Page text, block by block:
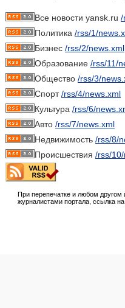
Все новости yansk.ru /
Политика /rss/1/
Бизнес /rss/2/news.xml
Образование /rss/11/
Общество /rss/3/
Спорт/rss/4/news.xml
Культура /rss/6/
Авто /rss/7/news.xml
Недвижимость /rss/8/
Происшествия /rss/
При перепечатке и любом другом
журналистами портала, ссылка